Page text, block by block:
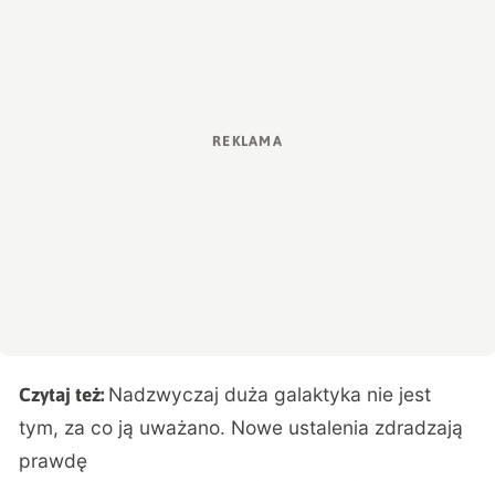
Czytaj też: Nadzwyczaj duża galaktyka nie jest
tym, za co ją uważano. Nowe ustalenia zdradzają
prawdę